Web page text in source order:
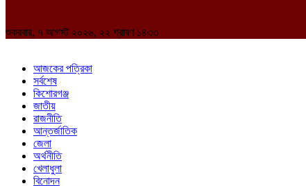
শুক্রবার, ৭ আগস্ট ২০২৬, ২২ শ্রাবণ ১৪৩৩
আজকের পত্রিকা
সর্বশেষ
কিশোরগঞ্জ
জাতীয়
রাজনীতি
আন্তর্জাতিক
জেলা
অর্থনীতি
খেলাধুলা
বিনোদন